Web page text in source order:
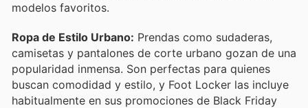
modelos favoritos.
Ropa de Estilo Urbano: Prendas como sudaderas,
camisetas y pantalones de corte urbano gozan de una
popularidad inmensa. Son perfectas para quienes
buscan comodidad y estilo, y Foot Locker las incluye
habitualmente en sus promociones de Black Friday